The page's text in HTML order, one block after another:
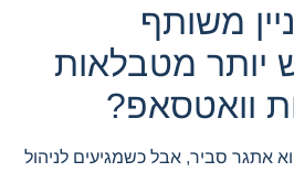
משותף
דורש יותר מטבלאות
וואטסאפ?
אתגר סביר, אבל כשמגיעים לניהול